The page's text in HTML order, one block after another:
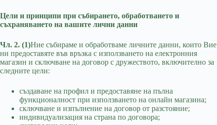
Цели и принципи при събирането, обработването и
съхраняването на вашите лични данни
Чл. 2. (1)Ние събираме и обработваме личните данни, които Вие
ни предоставяте във връзка с използването на електронния
магазин и сключване на договор с дружеството, включително за
следните цели:
създаване на профил и предоставяне на пълна
функционалност при използването на онлайн магазина;
сключване и изпълнение на договор от разстояние;
индивидуализация на страна по договора;